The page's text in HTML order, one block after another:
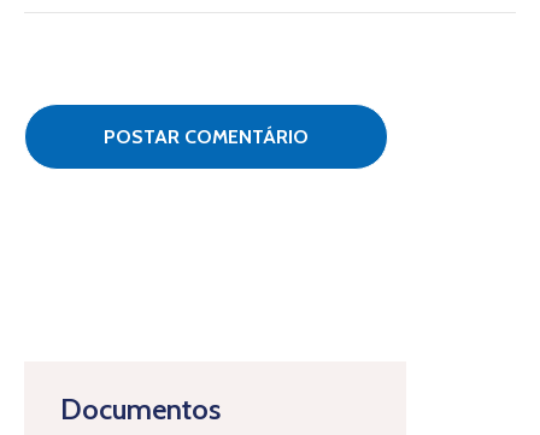
Documentos